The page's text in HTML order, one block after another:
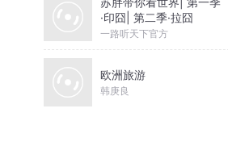
·印囧| 第二季·拉囧
一路听天下官方
欧洲旅游
韩庚良